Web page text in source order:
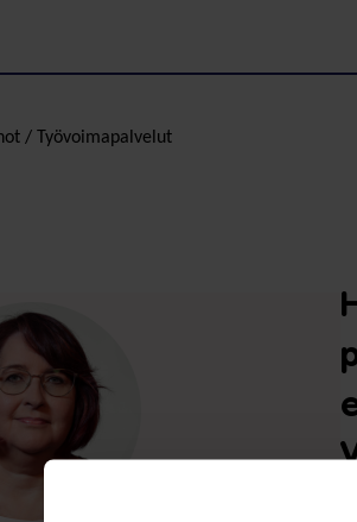
/ Työvoimapalvelut